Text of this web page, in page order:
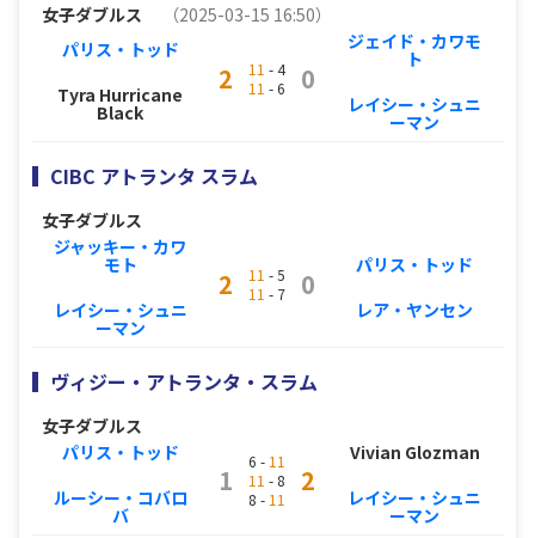
女子ダブルス
（2025-03-15 16:50）
パリス・トッド
Tyra Hurricane
Black
2 11 - 4
11 - 6 0
ジェイド・カワモ
ト
レイシー・シュニ
ーマン
CIBC アトランタ スラム
女子ダブルス
ジャッキー・カワ
モト
レイシー・シュニ
ーマン
2 11 - 5
11 - 7 0
パリス・トッド
レア・ヤンセン
ヴィジー・アトランタ・スラム
女子ダブルス
パリス・トッド
ルーシー・コバロ
バ
1
6 - 11
11 - 8
8 - 11
2
Vivian Glozman
レイシー・シュニ
ーマン